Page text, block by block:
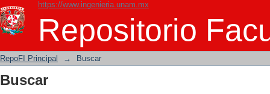
https://www.ingenieria.unam.mx
Repositorio
Buscar
RepoFI Principal → Buscar
Buscar